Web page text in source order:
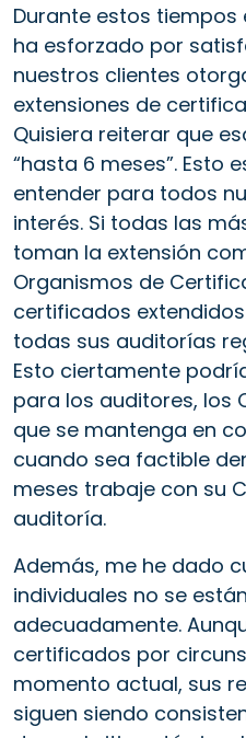
Durante estos tiempos
ha esforzado por
nuestros clientes
extensiones de
Quisiera reiterar que
“hasta 6 meses”. Esto
entender para todos
interés. Si todas las
toman la extensión
Organismos de
certificados
todas sus auditorías
Esto ciertamente
para los auditores, los
que se mantenga en
cuando sea factible
meses trabaje con su
auditoría.
Además, me he dado
individuales no se
adecuadamente.
certificados por
momento actual, sus
siguen siendo